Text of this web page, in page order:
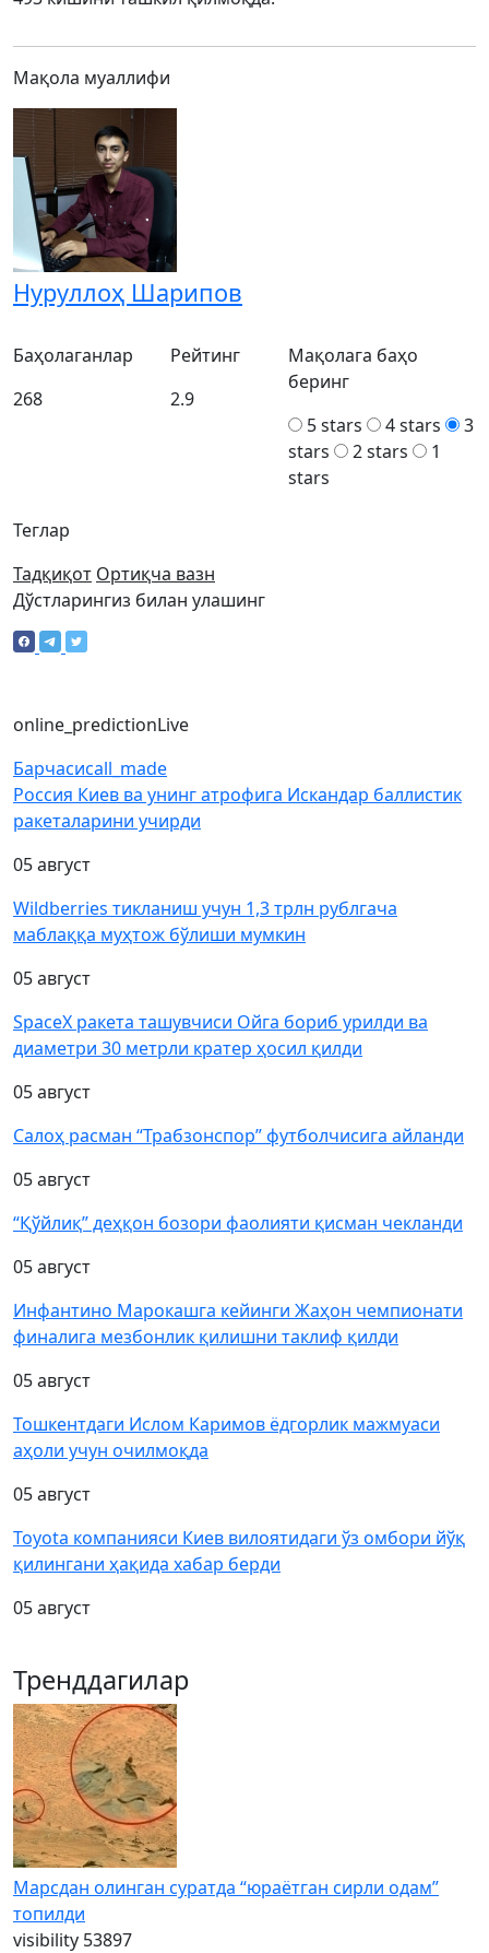
Мақола муаллифи
Нуруллоҳ Шарипов
Теглар
Тадқиқот Ортиқча вазн
Баҳолаганлар
268
Рейтинг
2.9
Мақолага баҳо
беринг
5 stars
4 stars
3
stars
2 stars
1
stars
Дўстларингиз билан улашинг
online_predictionLive
Барчасиcall_made
Россия Киев ва унинг атрофига Искандар баллистик
ракеталарини учирди
05 август
Wildberries тикланиш учун 1,3 трлн рублгача
маблаққа муҳтож бўлиши мумкин
05 август
SpaceX ракета ташувчиси Ойга бориб урилди ва
диаметри 30 метрли кратер ҳосил қилди
05 август
Салоҳ расман “Трабзонспор” футболчисига айланди
05 август
“Қўйлиқ” деҳқон бозори фаолияти қисман чекланди
05 август
Инфантино Марокашга кейинги Жаҳон чемпионати
финалига мезбонлик қилишни таклиф қилди
05 август
Тошкентдаги Ислом Каримов ёдгорлик мажмуаси
аҳоли учун очилмоқда
05 август
Toyota компанияси Киев вилоятидаги ўз омбори йўқ
қилингани ҳақида хабар берди
05 август
Тренддагилар
Марсдан олинган суратда “юраётган сирли одам”
топилди
visibility 53897